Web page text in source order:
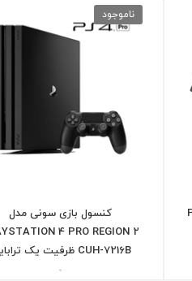
ناموجود
کنسول بازی سونی مدل
4 PRO REGION 2
CUH-7216B ظرفیت یک ترابایت
-